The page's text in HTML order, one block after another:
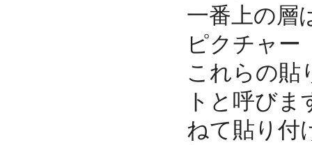
一番上の層
ピクチャー
これらの貼
トと呼び
ねて貼り付